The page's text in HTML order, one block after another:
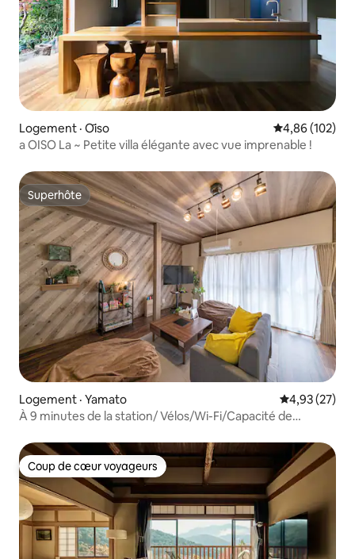
Logement · Ōiso Note
4,86 (102)
a OISO La ~ Petite villa élégante avec vue imprenable !
Superhôte
Superhôte
Logement · Yamato Note
4,93 (27)
À 9 minutes de la station/ Vélos/Wi-Fi/Capacité de
Coup de cœur voyageurs
Coup de cœur voyageurs